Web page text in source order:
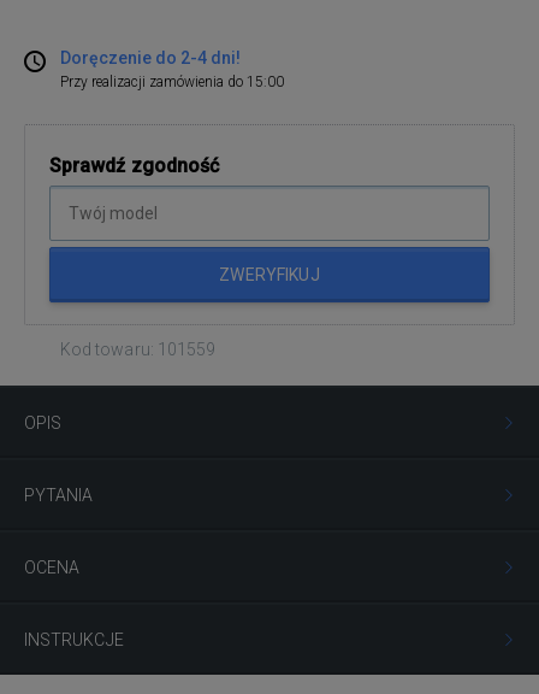
Doręczenie do 2-4 dni!
Przy realizacji zamówienia do 15:00
Sprawdź zgodność
ZWERYFIKUJ
Kod towaru: 101559
OPIS
PYTANIA
OCENA
INSTRUKCJE